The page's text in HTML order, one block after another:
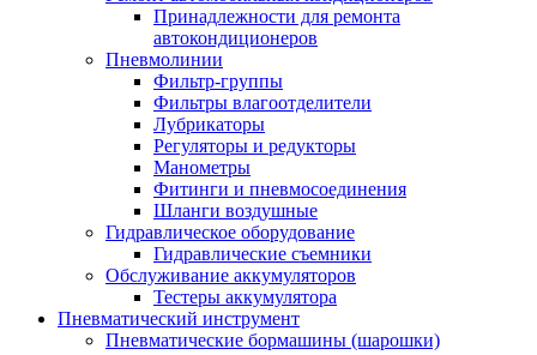
Принадлежности для ремонта
автокондиционеров
Пневмолинии
Фильтр-группы
Фильтры влагоотделители
Лубрикаторы
Регуляторы и редукторы
Манометры
Фитинги и пневмосоединения
Шланги воздушные
Гидравлическое оборудование
Гидравлические съемники
Обслуживание аккумуляторов
Тестеры аккумулятора
Пневматический инструмент
Пневматические бормашины (шарошки)